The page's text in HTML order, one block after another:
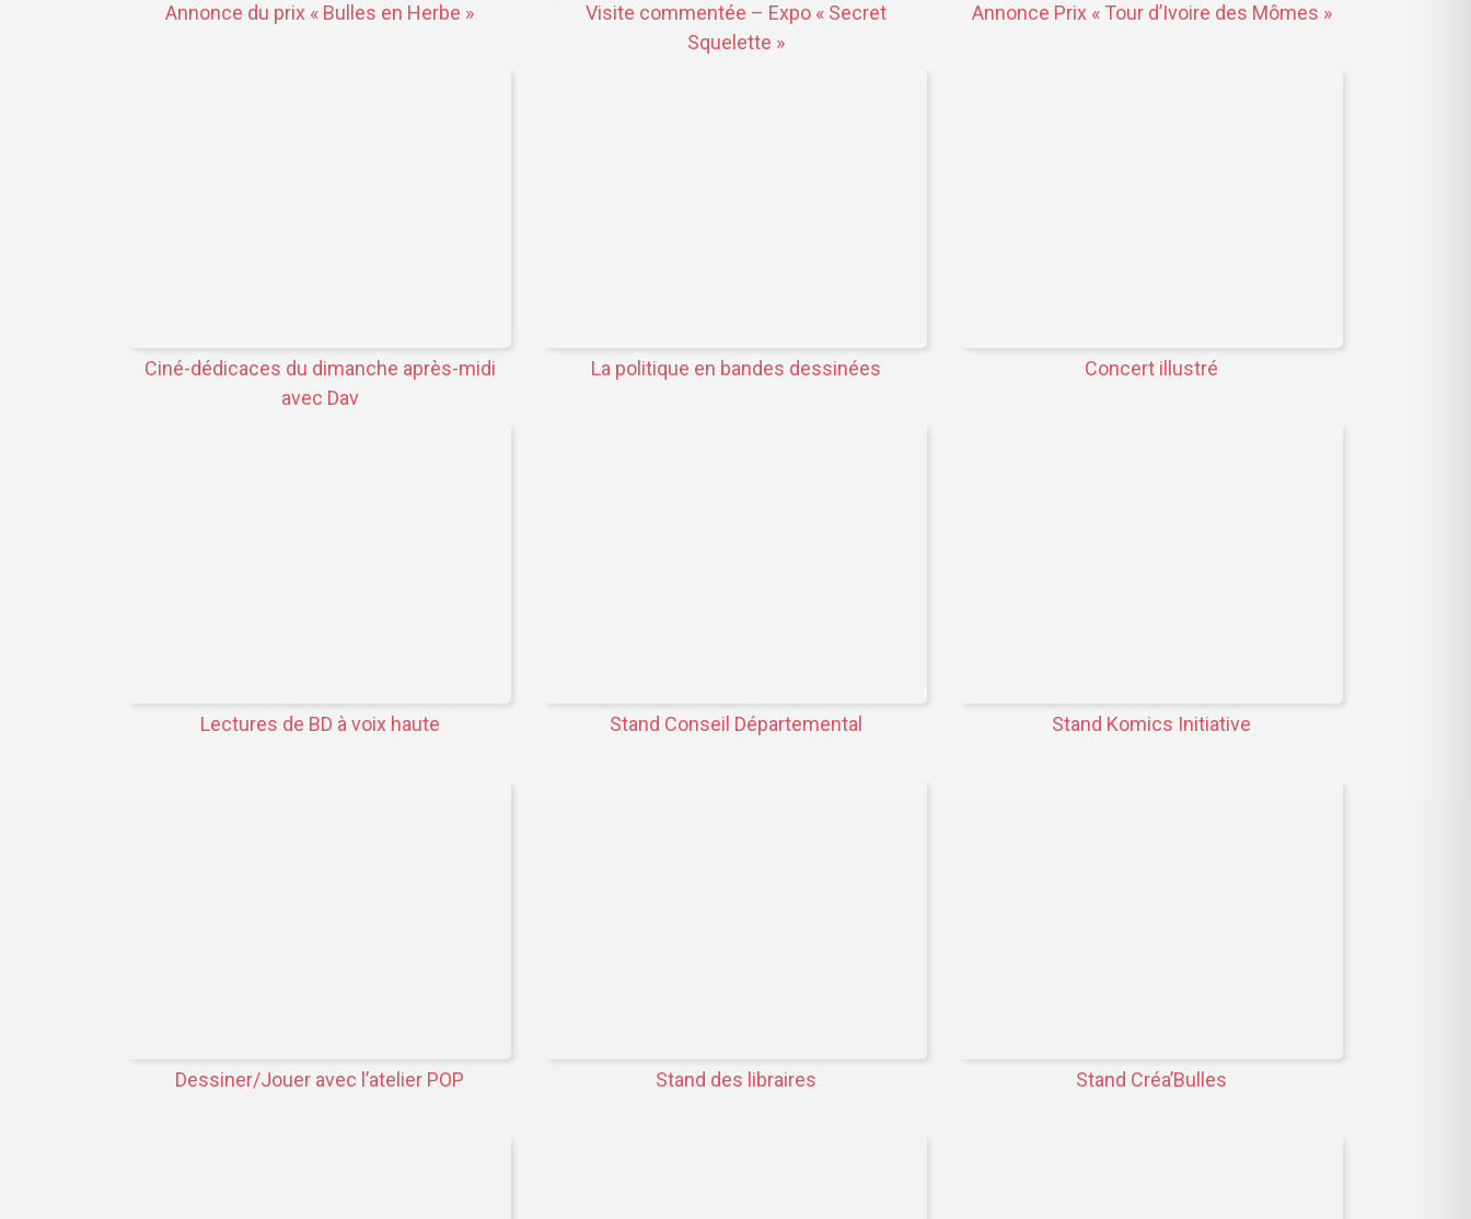
Annonce du prix « Bulles en Herbe »
Visite commentée – Expo « Secret
Squelette »
Annonce Prix « Tour d’Ivoire des Mômes »
Ciné-dédicaces du dimanche après-midi
avec Dav
La politique en bandes dessinées Concert illustré
Lectures de BD à voix haute Stand Conseil Départemental Stand Komics Initiative
Dessiner/Jouer avec l’atelier POP Stand des libraires Stand Créa’Bulles